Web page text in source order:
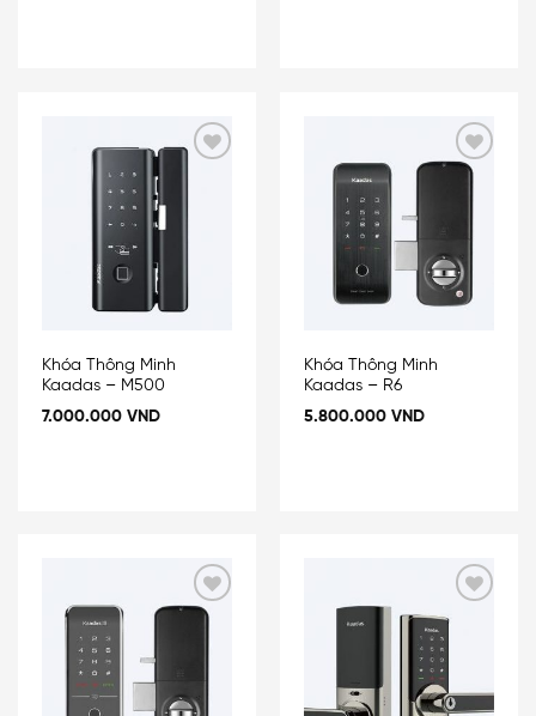
Khóa Thông Minh
Kaadas – M500
7.000.000 VND
Add
Khóa Thông Minh
Kaadas – R6
5.800.000 VND
Add